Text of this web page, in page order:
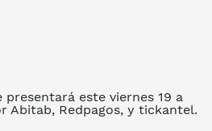
este viernes 19 a
Abitab, Redpagos, y tickantel.